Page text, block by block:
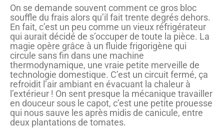
On se demande souvent comment ce gros bloc
souffle du frais alors qu’il fait trente degrés dehors.
En fait, c’est un peu comme un vieux réfrigérateur
qui aurait décidé de s’occuper de toute la pièce. La
magie opère grâce à un fluide frigorigène qui
circule sans fin dans une machine
thermodynamique, une vraie petite merveille de
technologie domestique. C’est un circuit fermé, ça
refroidit l’air ambiant en évacuant la chaleur à
l’extérieur ! On sent presque la mécanique travailler
en douceur sous le capot, c’est une petite prouesse
qui nous sauve les après midis de canicule, entre
deux plantations de tomates.